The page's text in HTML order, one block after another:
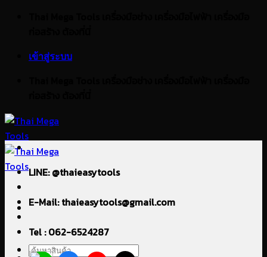
เข้าสู่ระบบ
ค้นหา:
LINE: @thaieasytools
E-Mail: thaieasytools@gmail.com
Tel : 062-6524287